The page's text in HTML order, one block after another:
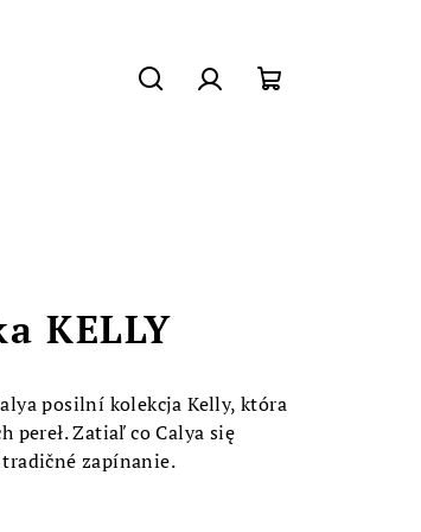
KELLY
posilní kolekcja Kelly, która
pereł. Zatiaľ co Calya się
zapínanie.